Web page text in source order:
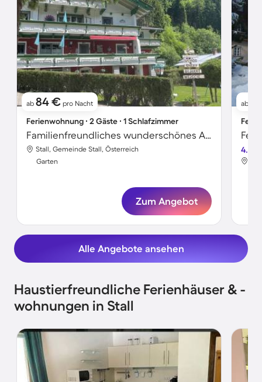
ab 84 € pro Nacht
Ferienwohnung ∙ 2 Gäste ∙ 1 Schlafzimmer
Familienfreundliches wunderschönes Apartment mit Garten und Terrasse | Hunde erlaubt
Stall, Gemeinde Stall, Österreich
Garten
Zum Angebot
ab
4.5
Alle Angebote ansehen
Haustierfreundliche Ferienhäuser & -
wohnungen in Stall